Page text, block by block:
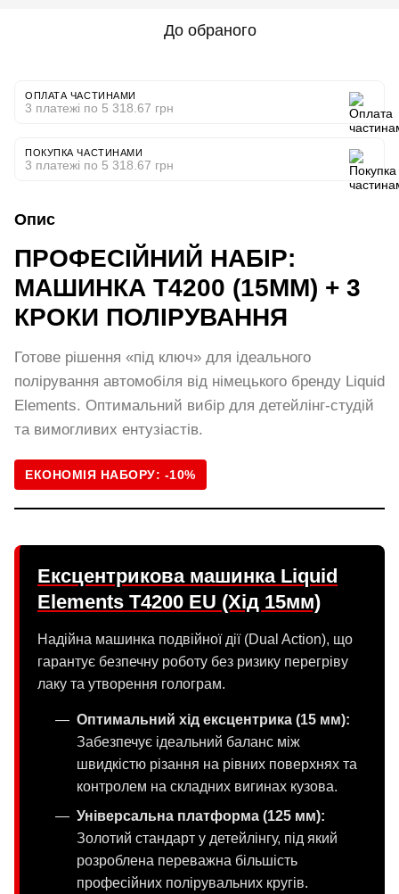
До обраного
ОПЛАТА ЧАСТИНАМИ
3 платежі по 5 318.67 грн
ПОКУПКА ЧАСТИНАМИ
3 платежі по 5 318.67 грн
Опис
ПРОФЕСІЙНИЙ НАБІР:
МАШИНКА T4200 (15ММ) + 3
КРОКИ ПОЛІРУВАННЯ
Готове рішення «під ключ» для ідеального
полірування автомобіля від німецького бренду Liquid
Elements. Оптимальний вибір для детейлінг-студій
та вимогливих ентузіастів.
ЕКОНОМІЯ НАБОРУ: -10%
Ексцентрикова машинка Liquid
Elements T4200 EU (Хід 15мм)
Надійна машинка подвійної дії (Dual Action), що
гарантує безпечну роботу без ризику перегріву
лаку та утворення голограм.
Оптимальний хід ексцентрика (15 мм):
Забезпечує ідеальний баланс між
швидкістю різання на рівних поверхнях та
контролем на складних вигинах кузова.
Універсальна платформа (125 мм):
Золотий стандарт у детейлінгу, під який
розроблена переважна більшість
професійних полірувальних кругів.